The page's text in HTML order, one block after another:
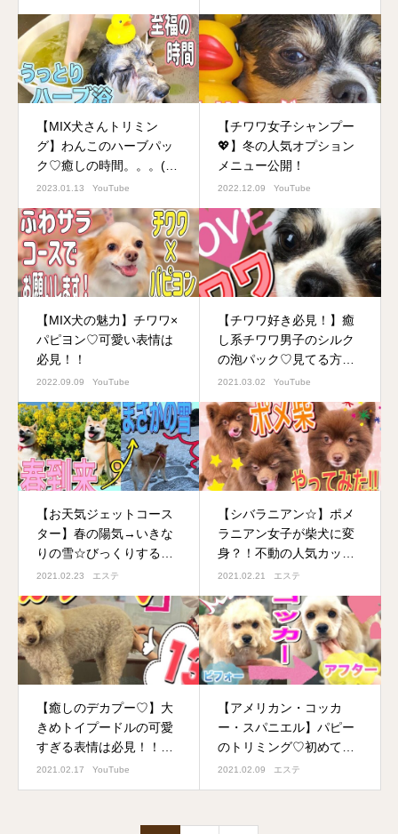
【MIX犬さんトリミン
グ】わんこのハーブパッ
ク♡癒しの時間。。。(
´▽｀)
2023.01.13 YouTube
【チワワ女子シャンプー
💖】冬の人気オプション
メニュー公開！
2022.12.09 YouTube
【MIX犬の魅力】チワワ×
パピヨン♡可愛い表情は
必見！！
2022.09.09 YouTube
【チワワ好き必見！】癒
し系チワワ男子のシルク
の泡パック♡見てる方が
とろ～んと優しい気持ち
す！！
2021.03.02 YouTube
【お天気ジェットコース
ター】春の陽気→いきな
りの雪☆びっくりするよ
うな目まぐるしいお天気
は元気です！！
2021.02.23 エステ
【シバラニアン☆】ポメ
ラニアン女子が柴犬に変
身？！不動の人気カット
柴犬スタイルになっちゃ
2021.02.21 エステ
【癒しのデカプー♡】大
きめトイプードルの可愛
すぎる表情は必見！！マ
イクロバブル浴で気持ち
2021.02.17 YouTube
【アメリカン・コッカ
ー・スパニエル】パピー
のトリミング♡初めての
カットで可愛く変身！！
2021.02.09 エステ